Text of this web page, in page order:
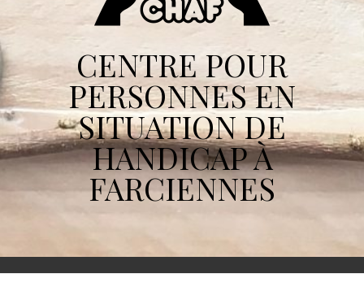
CENTRE POUR
PERSONNES EN
SITUATION DE
HANDICAP À
FARCIENNES